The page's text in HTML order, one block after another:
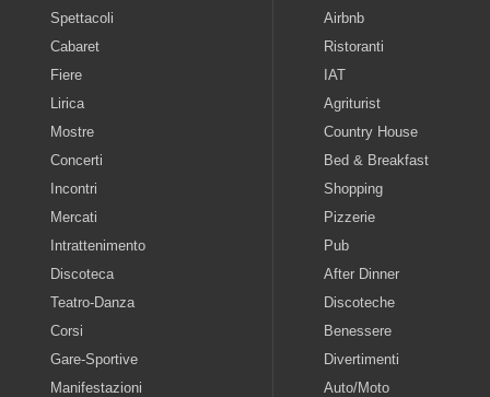
Spettacoli
Cabaret
Fiere
Lirica
Mostre
Concerti
Incontri
Mercati
Intrattenimento
Discoteca
Teatro-Danza
Corsi
Gare-Sportive
Manifestazioni
Airbnb
Ristoranti
IAT
Agriturist
Country House
Bed & Breakfast
Shopping
Pizzerie
Pub
After Dinner
Discoteche
Benessere
Divertimenti
Auto/Moto